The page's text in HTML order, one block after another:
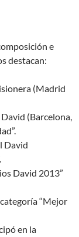
e
destacan:
(Madrid
(Barcelona,
David
David 2013”
“Mejor
en la